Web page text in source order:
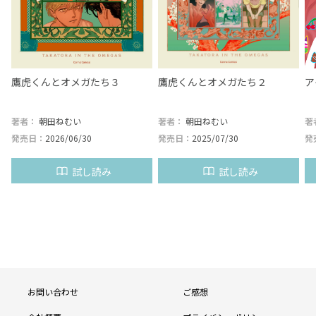
鷹虎くんとオメガたち３
著者： 朝田ねむい
発売日： 2026/06/30
試し読み
鷹虎くんとオメガたち２
著者： 朝田ねむい
発売日： 2025/07/30
試し読み
著
発
お問い合わせ ご感想